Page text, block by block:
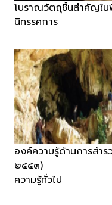
โบราณวัตถุชิ้นสำคัญใ
นิทรรศการ
องค์ความรู้ด้านการสำ
๒๕๕๓)
ความรู้ทั่วไป